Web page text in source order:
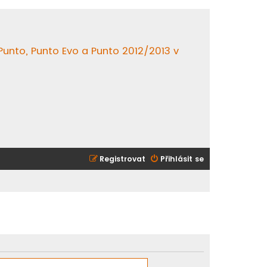
Punto Evo a Punto 2012/2013 v
Přihlásit se
Registrovat